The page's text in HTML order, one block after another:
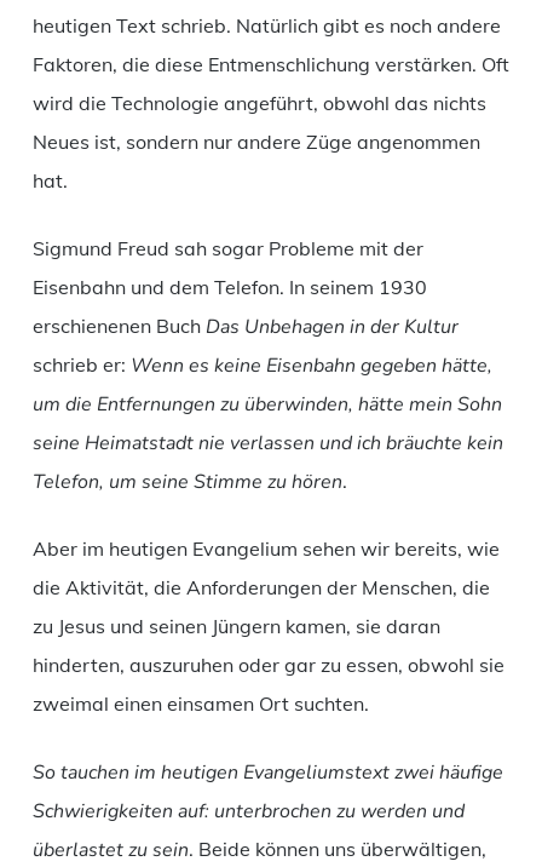
heutigen Text schrieb. Natürlich gibt es noch andere
Faktoren, die diese Entmenschlichung verstärken. Oft
wird die Technologie angeführt, obwohl das nichts
Neues ist, sondern nur andere Züge angenommen
hat.
Sigmund Freud sah sogar Probleme mit der
Eisenbahn und dem Telefon. In seinem 1930
erschienenen Buch Das Unbehagen in der Kultur
schrieb er: Wenn es keine Eisenbahn gegeben hätte,
um die Entfernungen zu überwinden, hätte mein Sohn
seine Heimatstadt nie verlassen und ich bräuchte kein
Telefon, um seine Stimme zu hören.
Aber im heutigen Evangelium sehen wir bereits, wie
die Aktivität, die Anforderungen der Menschen, die
zu Jesus und seinen Jüngern kamen, sie daran
hinderten, auszuruhen oder gar zu essen, obwohl sie
zweimal einen einsamen Ort suchten.
So tauchen im heutigen Evangeliumstext zwei häufige
Schwierigkeiten auf: unterbrochen zu werden und
überlastet zu sein. Beide können uns überwältigen,